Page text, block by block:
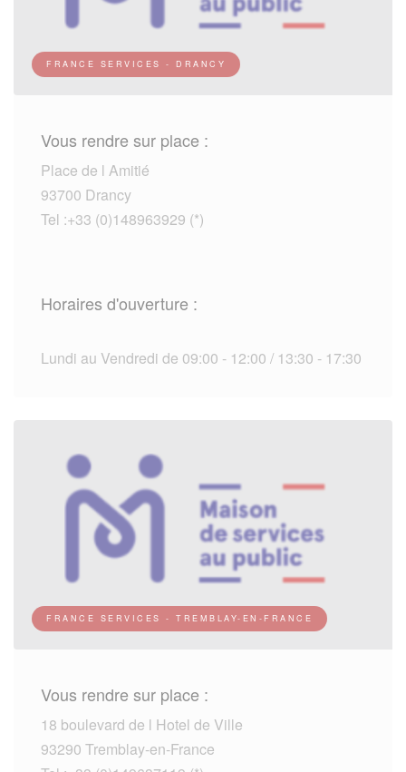
FRANCE SERVICES - DRANCY
Vous rendre sur place :
Place de l Amitié
93700 Drancy
Tel :+33 (0)148963929 (*)
Horaires d'ouverture :
Lundi au Vendredi de 09:00 - 12:00 / 13:30 - 17:30
FRANCE SERVICES - TREMBLAY-EN-FRANCE
Vous rendre sur place :
18 boulevard de l Hotel de Ville
93290 Tremblay-en-France